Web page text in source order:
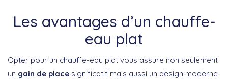
Les avantages d’un chauffe-
eau plat
Opter pour un chauffe-eau plat vous assure non seulement
un gain de place significatif mais aussi un design moderne